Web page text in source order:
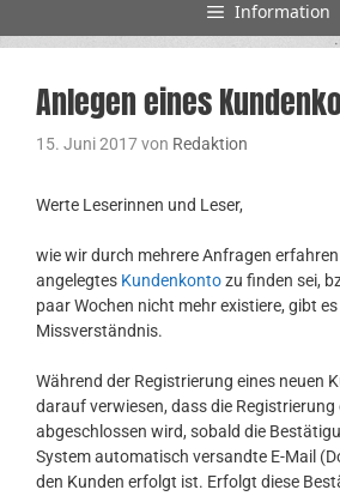
Information
Anlegen eines
15. Juni 2017von Redaktion
Werte Leserinnen und Leser,
wie wir durch mehrere Anfragen
angelegtes Kundenkontozu finden sei,
paar Wochen nicht mehr existiere, gibt es
Missverständnis.
Während der Registrierung eines neuen
darauf verwiesen, dass die
abgeschlossen wird, sobald die
System automatisch versandte E-Mail
den Kunden erfolgt ist. Erfolgt diese